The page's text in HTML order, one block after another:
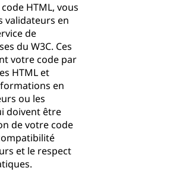
HTML, vous
validateurs en
de
du W3C. Ces
votre code par
HTML et
en
ou les
doivent être
de votre code
et le respect